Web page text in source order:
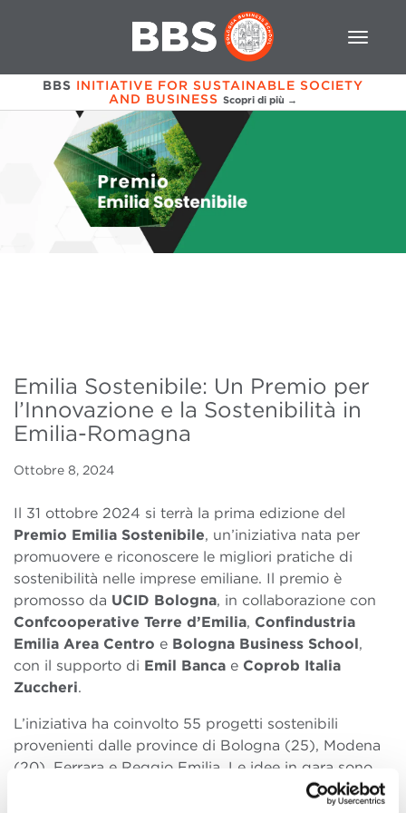
BBS INITIATIVE FOR SUSTAINABLE SOCIETY
AND BUSINESS Scopri di più →
Emilia Sostenibile: Un Premio per
l’Innovazione e la Sostenibilità in
Emilia-Romagna
Ottobre 8, 2024
Il 31 ottobre 2024 si terrà la prima edizione del
Premio Emilia Sostenibile, un’iniziativa nata per
promuovere e riconoscere le migliori pratiche di
sostenibilità nelle imprese emiliane. Il premio è
promosso da UCID Bologna, in collaborazione con
Confcooperative Terre d’Emilia, Confindustria
Emilia Area Centro e Bologna Business School,
con il supporto di Emil Banca e Coprob Italia
Zuccheri.
L’iniziativa ha coinvolto 55 progetti sostenibili
provenienti dalle province di Bologna (25), Modena
(20), Ferrara e Reggio Emilia. Le idee in gara sono
state selezionate per il loro impegno in tre ambiti